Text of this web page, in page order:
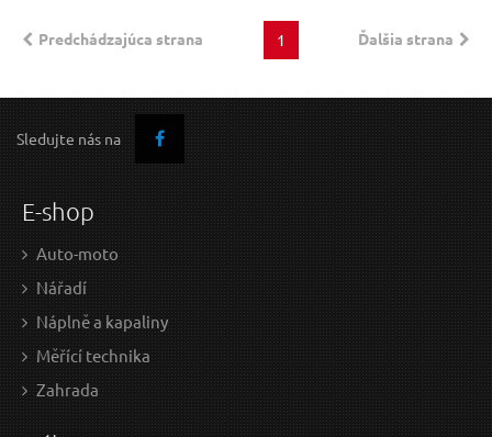
Predchádzajúca strana Ďalšia strana
1
Sledujte nás na
E-shop
Auto-moto
Nářadí
Náplně a kapaliny
Měřící technika
Zahrada